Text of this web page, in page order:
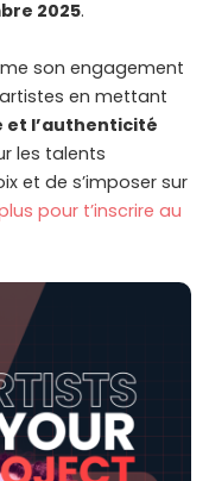
2025.
son engagement
en mettant
et l’authenticité
les talents
et de s’imposer sur
pour t’inscrire au